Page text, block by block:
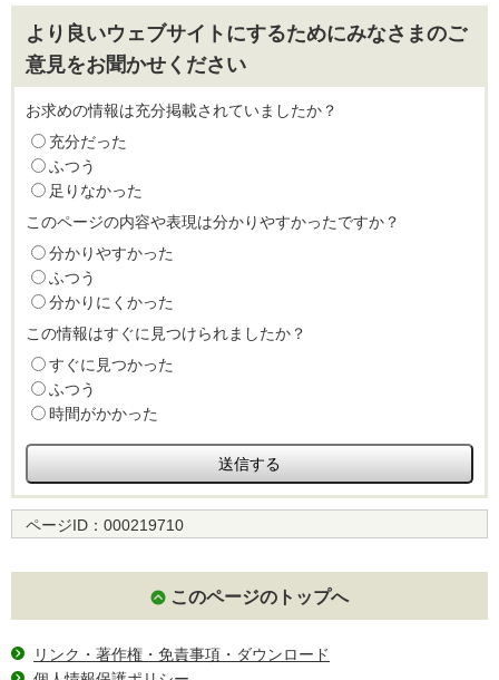
より良いウェブサイトにするためにみなさまのご
意見をお聞かせください
お求めの情報は充分掲載されていましたか？
充分だった
ふつう
足りなかった
このページの内容や表現は分かりやすかったですか？
分かりやすかった
ふつう
分かりにくかった
この情報はすぐに見つけられましたか？
すぐに見つかった
ふつう
時間がかかった
ページID： 000219710
このページのトップへ
リンク・著作権・免責事項・ダウンロード